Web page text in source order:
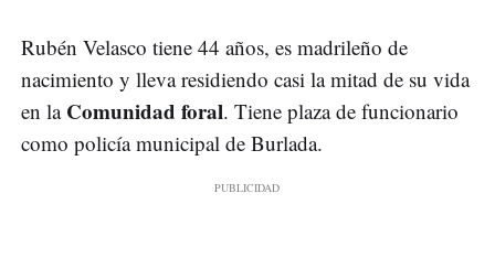
Rubén Velasco tiene 44 años, es madrileño de
nacimiento y lleva residiendo casi la mitad de su vida
en laComunidad foral. Tiene plaza de funcionario
como policía municipal de Burlada.